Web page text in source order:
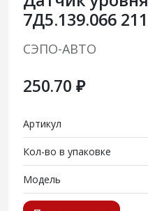
7Д5.139.066
СЭПО-АВТО
250.70 ₽
Артикул
Кол-во в упаковке
Модель